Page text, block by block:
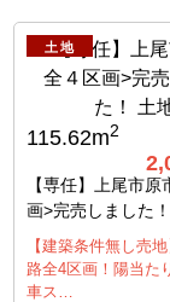
土地
115.62m2
【専任】上尾市原
画>完売しました！
【建築条件無し売
路全4区画！陽当た
車ス…